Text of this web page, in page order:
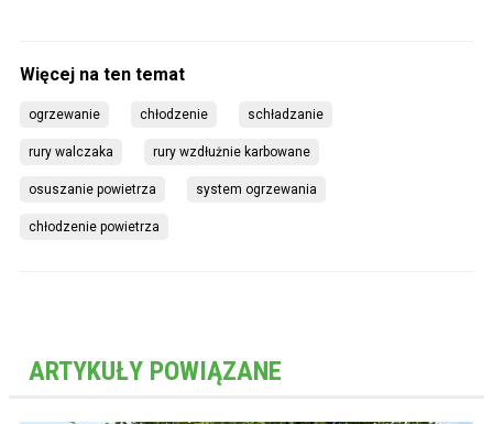
ogrzewanie chłodzenie schładzanie
rury walczaka rury wzdłużnie karbowane
osuszanie powietrza system ogrzewania
chłodzenie powietrza
ARTYKUŁY POWIĄZANE